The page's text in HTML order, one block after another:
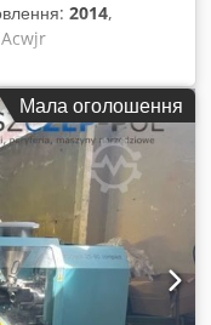
2014,
двома
на фотографіях.
конструкцій
необхідні
Мала оголошення